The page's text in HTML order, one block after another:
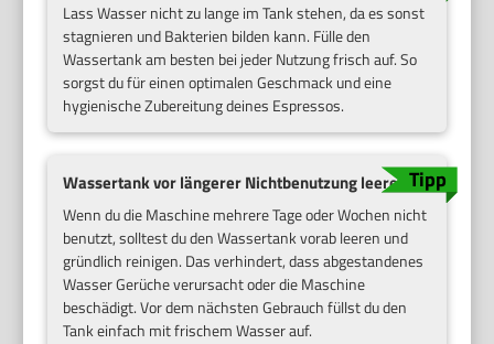
Lass Wasser nicht zu lange im Tank stehen, da es sonst
stagnieren und Bakterien bilden kann. Fülle den
Wassertank am besten bei jeder Nutzung frisch auf. So
sorgst du für einen optimalen Geschmack und eine
hygienische Zubereitung deines Espressos.
Wassertank vor längerer Nichtbenutzung leeren
Wenn du die Maschine mehrere Tage oder Wochen nicht
benutzt, solltest du den Wassertank vorab leeren und
gründlich reinigen. Das verhindert, dass abgestandenes
Wasser Gerüche verursacht oder die Maschine
beschädigt. Vor dem nächsten Gebrauch füllst du den
Tank einfach mit frischem Wasser auf.